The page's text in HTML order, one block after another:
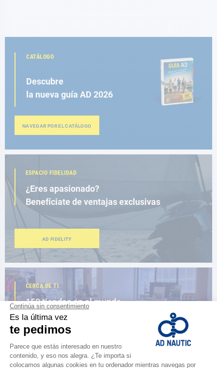
CATÁLOGO
Descubre
la nueva guía AD 2026
NAVEGAR POR EL CATÁLOGO
ESPACIO FIDELIDAD
¿Eres apasionado?
Benefíciate de ventajas exclusivas
AD FIDELITY
CERCA DE TI
150 tiendas en el mundo,
la fuerza de una red
ENCUENTRA UNA TIENDA